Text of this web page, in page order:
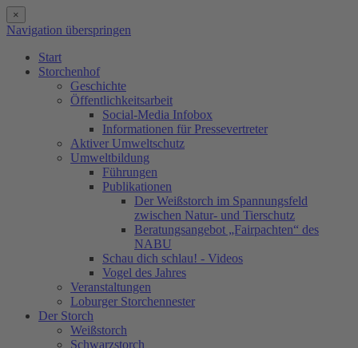
×
Navigation überspringen
Start
Storchenhof
Geschichte
Öffentlichkeitsarbeit
Social-Media Infobox
Informationen für Pressevertreter
Aktiver Umweltschutz
Umweltbildung
Führungen
Publikationen
Der Weißstorch im Spannungsfeld
zwischen Natur- und Tierschutz
Beratungsangebot „Fairpachten“ des
NABU
Schau dich schlau! - Videos
Vogel des Jahres
Veranstaltungen
Loburger Storchennester
Der Storch
Weißstorch
Schwarzstorch